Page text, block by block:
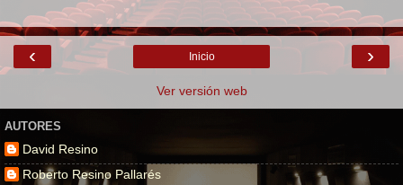
‹ ›
Inicio
Ver versión web
AUTORES
David Resino
Roberto Resino Pallarés